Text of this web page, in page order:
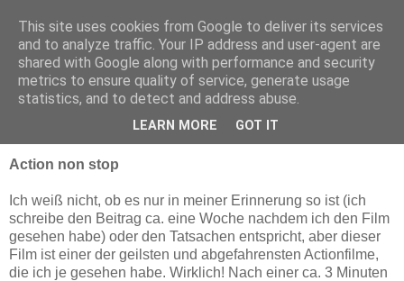
Delegation in Malvern
Dienstag, 30. Juni 2009
Transformers
Action non stop
Ich weiß nicht, ob es nur in meiner Erinnerung so ist (ich
schreibe den Beitrag ca. eine Woche nachdem ich den Film
gesehen habe) oder den Tatsachen entspricht, aber dieser
Film ist einer der geilsten und abgefahrensten Actionfilme,
die ich je gesehen habe. Wirklich! Nach einer ca. 3 Minuten
This site uses cookies from Google to deliver its services
and to analyze traffic. Your IP address and user-agent are
shared with Google along with performance and security
metrics to ensure quality of service, generate usage
statistics, and to detect and address abuse.
LEARN MORE GOT IT